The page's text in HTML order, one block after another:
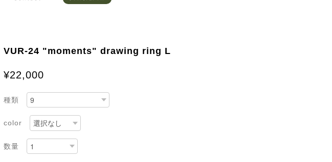
VUR-24 "moments" drawing ring L
¥22,000
種類
color
数量